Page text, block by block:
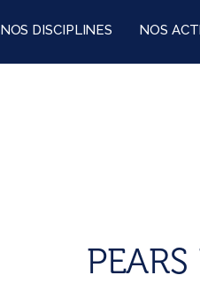
NOS DISCIPLINES NOS